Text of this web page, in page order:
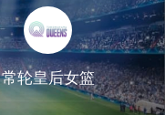
常轮皇后女篮